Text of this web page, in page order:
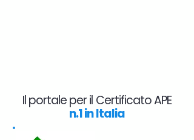
Il portale per il Certificato APE
n.1 in Italia